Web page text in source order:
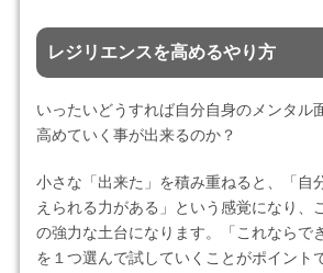
レジリエンスを高めるやり方
いったいどうすれば自分自身のメンタル
高めていく事が出来るのか？
小さな「出来た」を積み重ねると、「自
えられる力がある」という感覚になり、
の強力な土台になります。「これならで
を１つ選んで試していくことがポイント